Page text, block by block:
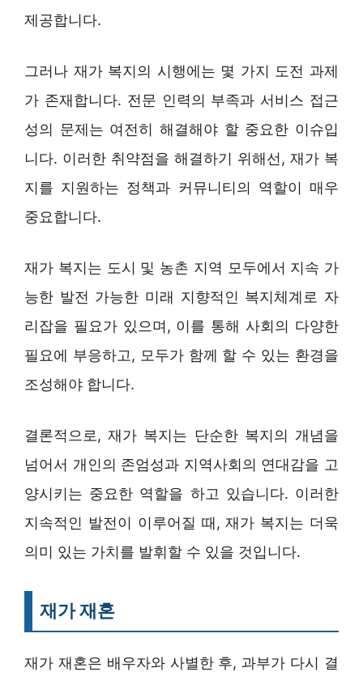
제공합니다.
그러나 재가 복지의 시행에는 몇 가지 도전 과제
가 존재합니다. 전문 인력의 부족과 서비스 접근
성의 문제는 여전히 해결해야 할 중요한 이슈입
니다. 이러한 취약점을 해결하기 위해선, 재가 복
지를 지원하는 정책과 커뮤니티의 역할이 매우
중요합니다.
재가 복지는 도시 및 농촌 지역 모두에서 지속 가
능한 발전 가능한 미래 지향적인 복지체계로 자
리잡을 필요가 있으며, 이를 통해 사회의 다양한
필요에 부응하고, 모두가 함께 할 수 있는 환경을
조성해야 합니다.
결론적으로, 재가 복지는 단순한 복지의 개념을
넘어서 개인의 존엄성과 지역사회의 연대감을 고
양시키는 중요한 역할을 하고 있습니다. 이러한
지속적인 발전이 이루어질 때, 재가 복지는 더욱
의미 있는 가치를 발휘할 수 있을 것입니다.
재가 재혼
재가 재혼은 배우자와 사별한 후, 과부가 다시 결